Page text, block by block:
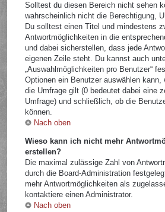
Solltest du diesen Bereich nicht sehen
wahrscheinlich nicht die Berechtigung,
Du solltest einen Titel und mindestens
Antwortmöglichkeiten in die
und dabei sicherstellen, dass jede
eigenen Zeile steht. Du kannst auch
„Auswahlmöglichkeiten pro Benutzer“
Optionen ein Benutzer auswählen
die Umfrage gilt (0 bedeutet dabei eine
Umfrage) und schließlich, ob die
können.
Nach oben
Wieso kann ich nicht mehr
erstellen?
Die maximal zulässige Zahl von
durch die Board-Administration
mehr Antwortmöglichkeiten als
kontaktiere einen Administrator.
Nach oben